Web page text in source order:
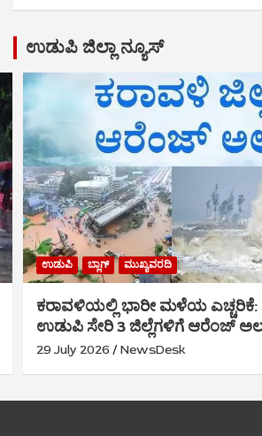
ಉಡುಪಿ ಜಿಲ್ಲಾ ನ್ಯೂಸ್
ಉಡುಪಿ ಬ್ಲಾಗ್ ಮುಖ್ಯವರದಿ
ಕರಾವಳಿಯಲ್ಲಿ ಭಾರೀ ಮಳೆಯ ಎಚ್ಚರಿಕೆ:
ಉಡುಪಿ ಸೇರಿ 3 ಜಿಲ್ಲೆಗಳಿಗೆ ಆರೆಂಜ್
29 July 2026 NewsDesk